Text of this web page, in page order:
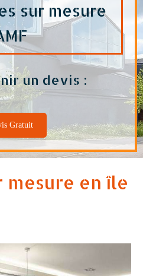
sur mesure
un devis :
Gratuit
mesure en île